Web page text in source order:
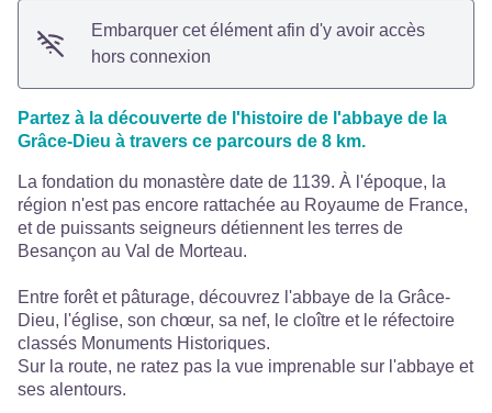
Embarquer cet élément afin d'y avoir accès
hors connexion
Partez à la découverte de l'histoire de l'abbaye de la
Grâce-Dieu à travers ce parcours de 8 km.
La fondation du monastère date de 1139. À l'époque, la
région n'est pas encore rattachée au Royaume de France,
et de puissants seigneurs détiennent les terres de
Besançon au Val de Morteau.
Entre forêt et pâturage, découvrez l'abbaye de la Grâce-
Dieu, l'église, son chœur, sa nef, le cloître et le réfectoire
classés Monuments Historiques.
Sur la route, ne ratez pas la vue imprenable sur l'abbaye et
ses alentours.